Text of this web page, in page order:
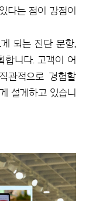
다는 점이 강점이
되는 진단 문항,
합니다. 고객이 어
관적으로 경험할
설계하고 있습니